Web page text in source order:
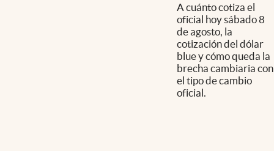
A cuánto cotiza el
oficial hoy sábado 8
de agosto, la
cotización del dólar
blue y cómo queda la
brecha cambiaria con
el tipo de cambio
oficial.